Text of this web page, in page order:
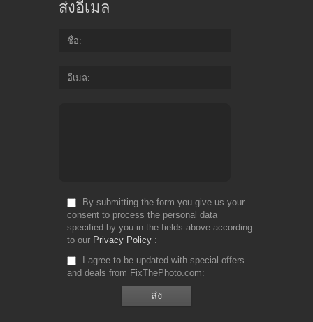
ส่งอีเมล
ชื่อ
อีเมล
By submitting the form you give us your
consent to process the personal data
specified by you in the fields above according
to our Privacy Policy
I agree to be updated with special offers
and deals from FixThePhoto.com